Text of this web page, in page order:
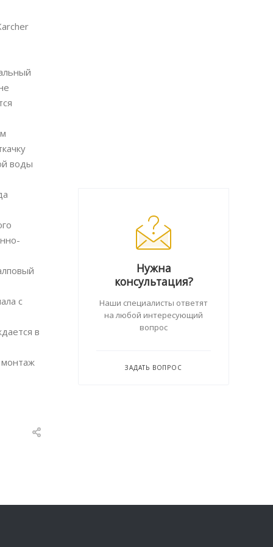
Нужна
консультация?
Наши специалисты ответят
на любой интересующий
вопрос
ЗАДАТЬ ВОПРОС
воды
с
в
монтаж